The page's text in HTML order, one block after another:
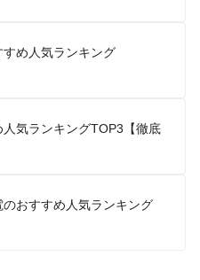
め人気ランキング
気ランキングTOP3【徹底
おすすめ人気ランキング